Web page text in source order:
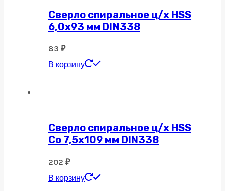
Сверло спиральное ц/х HSS
6,0х93 мм DIN338
83 ₽
В корзину
Сверло спиральное ц/х HSS
Co 7,5х109 мм DIN338
202 ₽
В корзину